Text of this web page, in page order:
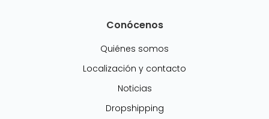
Conócenos
Quiénes somos
Localización y contacto
Noticias
Dropshipping